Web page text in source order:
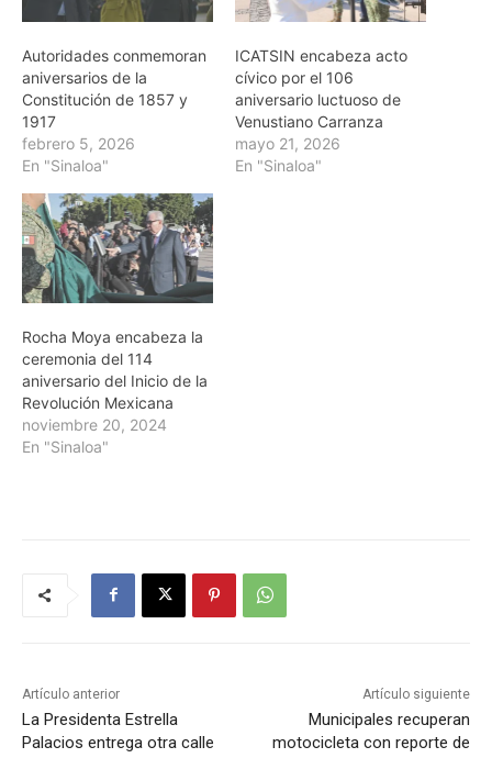
Autoridades conmemoran
aniversarios de la
Constitución de 1857 y
1917
febrero 5, 2026
En "Sinaloa"
ICATSIN encabeza acto
cívico por el 106
aniversario luctuoso de
Venustiano Carranza
mayo 21, 2026
En "Sinaloa"
Rocha Moya encabeza la
ceremonia del 114
aniversario del Inicio de la
Revolución Mexicana
noviembre 20, 2024
En "Sinaloa"
Artículo anterior
La Presidenta Estrella
Palacios entrega otra calle
Artículo siguiente
Municipales recuperan
motocicleta con reporte de